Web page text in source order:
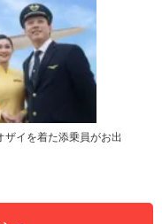
ザイを着た添乗員がお出